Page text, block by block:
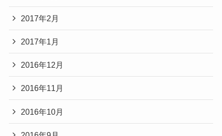
2017年2月
2017年1月
2016年12月
2016年11月
2016年10月